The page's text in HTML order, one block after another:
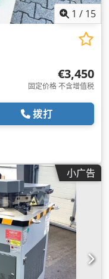
1 / 15
€3,450
固定价格 不含增值税
拨打
小广告